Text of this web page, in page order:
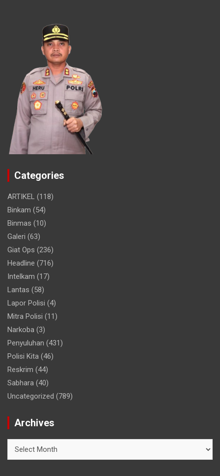
Categories
ARTIKEL (118)
Binkam (54)
Binmas (10)
Galeri (63)
Giat Ops (236)
Headline (716)
Intelkam (17)
Lantas (58)
Lapor Polisi (4)
Mitra Polisi (11)
Narkoba (3)
Penyuluhan (431)
Polisi Kita (46)
Reskrim (44)
Sabhara (40)
Uncategorized (789)
Archives